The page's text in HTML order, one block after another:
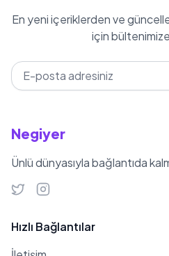
En yeni içeriklerden ve
için
Negiyer
Ünlü dünyasıyla bağlantıda
Hızlı Bağlantılar